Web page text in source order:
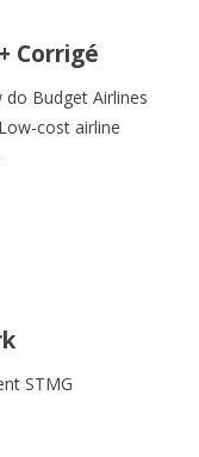
Corrigé
do Budget Airlines
cost airline
STMG